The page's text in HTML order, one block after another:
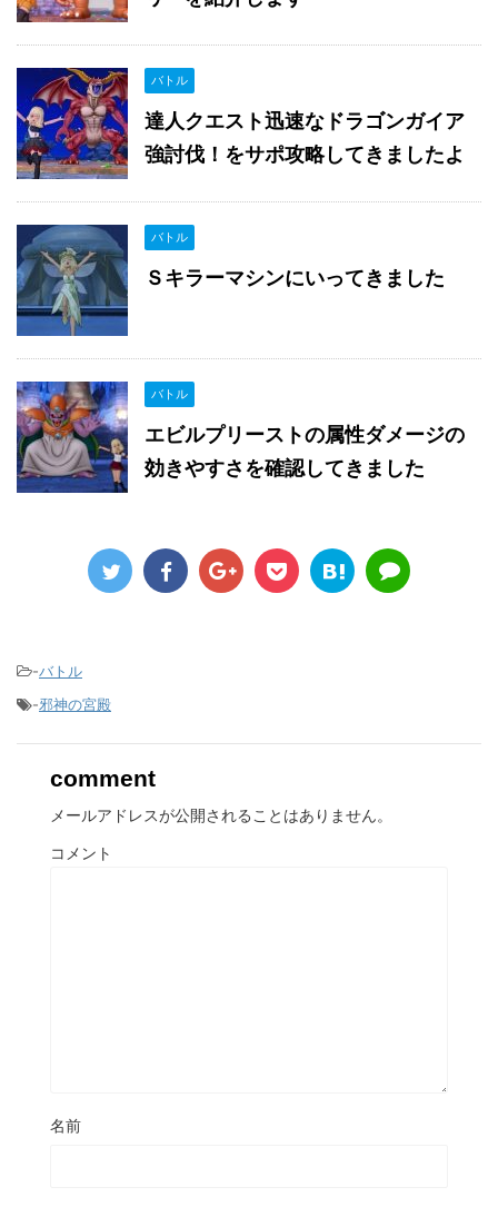
バトル
達人クエスト迅速なドラゴンガイア
強討伐！をサポ攻略してきましたよ
バトル
Ｓキラーマシンにいってきました
バトル
エビルプリーストの属性ダメージの
効きやすさを確認してきました
-バトル
-邪神の宮殿
comment
メールアドレスが公開されることはありません。
コメント
名前